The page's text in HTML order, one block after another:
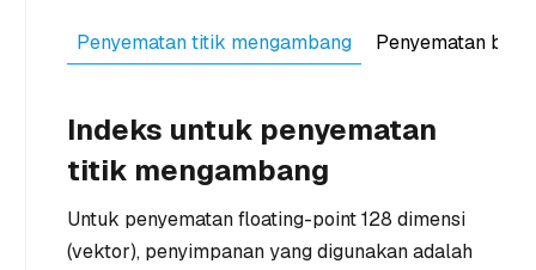
Penyematan titik mengambang Penyematan biner
Indeks untuk penyematan
titik mengambang
Untuk penyematan floating-point 128 dimensi
(vektor), penyimpanan yang digunakan adalah